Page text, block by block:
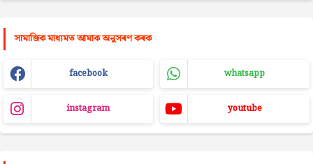
সামাজিক মাধ্যমত আমাক অনুসৰণ কৰক
facebook whatsapp
instagram youtube